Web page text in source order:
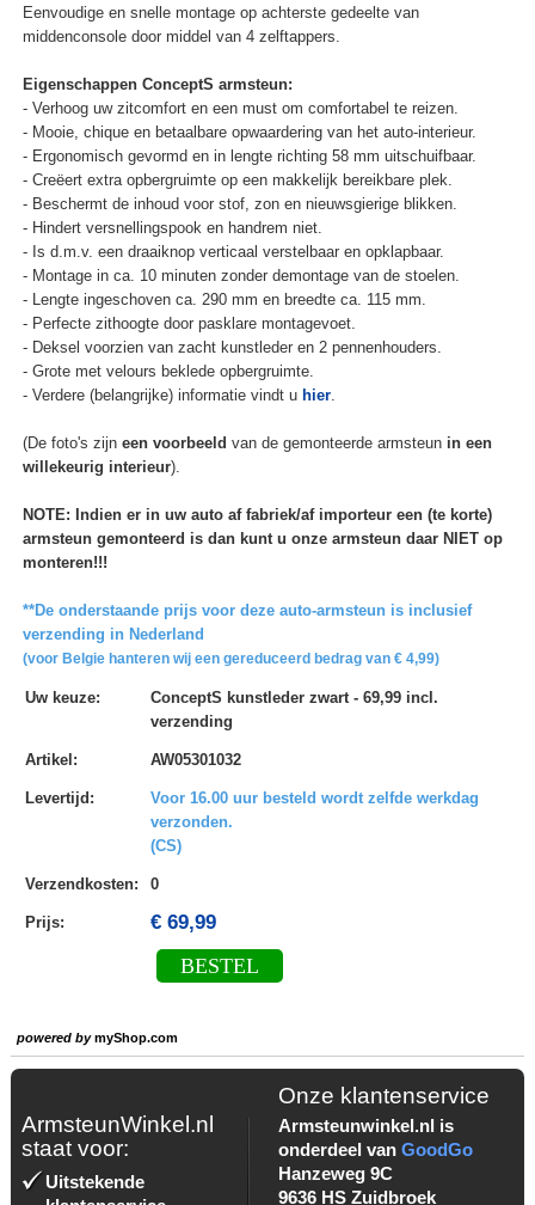
Eenvoudige en snelle montage op achterste gedeelte van
middenconsole door middel van 4 zelftappers.
Eigenschappen ConceptS armsteun:
- Verhoog uw zitcomfort en een must om comfortabel te reizen.
- Mooie, chique en betaalbare opwaardering van het auto-interieur.
- Ergonomisch gevormd en in lengte richting 58 mm uitschuifbaar.
- Creëert extra opbergruimte op een makkelijk bereikbare plek.
- Beschermt de inhoud voor stof, zon en nieuwsgierige blikken.
- Hindert versnellingspook en handrem niet.
- Is d.m.v. een draaiknop verticaal verstelbaar en opklapbaar.
- Montage in ca. 10 minuten zonder demontage van de stoelen.
- Lengte ingeschoven ca. 290 mm en breedte ca. 115 mm.
- Perfecte zithoogte door pasklare montagevoet.
- Deksel voorzien van zacht kunstleder en 2 pennenhouders.
- Grote met velours beklede opbergruimte.
- Verdere (belangrijke) informatie vindt u hier.
(De foto's zijn een voorbeeld van de gemonteerde armsteun in een
willekeurig interieur).
NOTE: Indien er in uw auto af fabriek/af importeur een (te korte)
armsteun gemonteerd is dan kunt u onze armsteun daar NIET op
monteren!!!
**De onderstaande prijs voor deze auto-armsteun is inclusief
verzending in Nederland
(voor Belgie hanteren wij een gereduceerd bedrag van € 4,99)
Uw keuze:
ConceptS kunstleder zwart - 69,99 incl.
verzending
Artikel : AW05301032
Levertijd :
Voor 16.00 uur besteld wordt zelfde werkdag
verzonden.
(CS)
Verzendkosten: 0
Prijs: € 69,99
BESTEL
powered bymyShop.com
ArmsteunWinkel.nl
staat voor:
Uitstekende
Onze klantenservice
Armsteunwinkel.nl is
onderdeel van GoodGo
Hanzeweg 9C
9636 HS Zuidbroek